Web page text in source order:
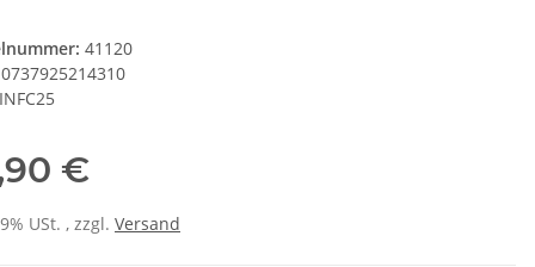
41120
0737925214310
INFC25
€
USt. , zzgl. Versand